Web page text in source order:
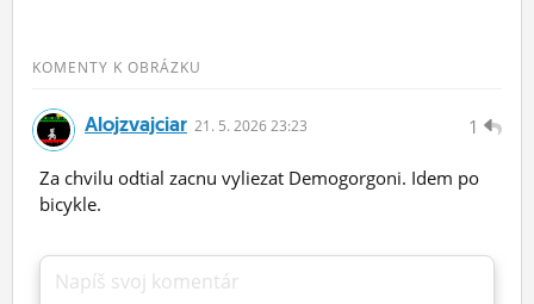
KOMENTY K OBRÁZKU
1
Alojzvajciar 21. 5. 2026 23:23
Za chvilu odtial zacnu vyliezat Demogorgoni. Idem po
bicykle.
Napíš svoj komentár